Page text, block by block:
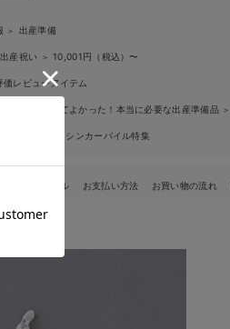
＞ 出産準備
産祝い ＞ 10,001円（税込）〜
価レビューアイテム
輩ママが買ってよかった！本当に必要な出産準備品 ＞
シンカーパイル特集
キャンセル お支払い方法 お買い物の流れ